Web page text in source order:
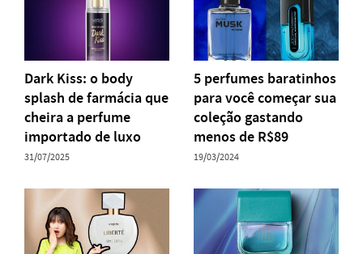
Dark Kiss: o body
splash de farmácia que
cheira a perfume
importado de luxo
31/07/2025
5 perfumes baratinhos
para você começar sua
coleção gastando
menos de R$89
19/03/2024